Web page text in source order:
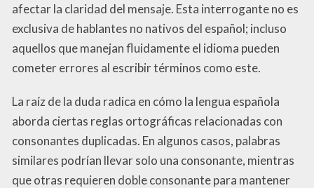
afectar la claridad del mensaje. Esta interrogante no es
exclusiva de hablantes no nativos del español; incluso
aquellos que manejan fluidamente el idioma pueden
cometer errores al escribir términos como este.
La raíz de la duda radica en cómo la lengua española
aborda ciertas reglas ortográficas relacionadas con
consonantes duplicadas. En algunos casos, palabras
similares podrían llevar solo una consonante, mientras
que otras requieren doble consonante para mantener